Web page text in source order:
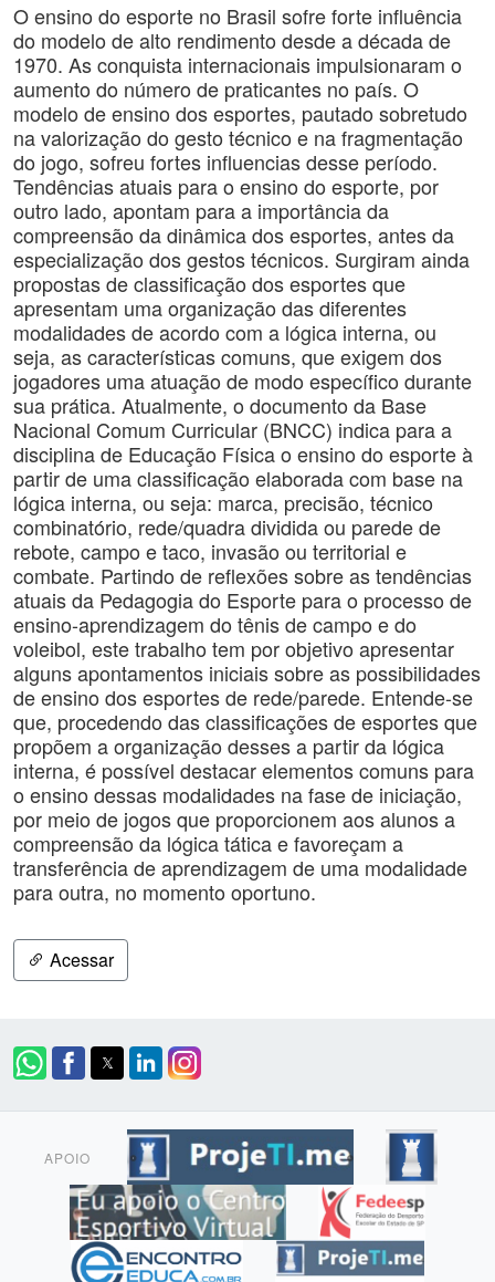
O ensino do esporte no Brasil sofre forte influência
do modelo de alto rendimento desde a década de
1970. As conquista internacionais impulsionaram o
aumento do número de praticantes no país. O
modelo de ensino dos esportes, pautado sobretudo
na valorização do gesto técnico e na fragmentação
do jogo, sofreu fortes influencias desse período.
Tendências atuais para o ensino do esporte, por
outro lado, apontam para a importância da
compreensão da dinâmica dos esportes, antes da
especialização dos gestos técnicos. Surgiram ainda
propostas de classificação dos esportes que
apresentam uma organização das diferentes
modalidades de acordo com a lógica interna, ou
seja, as características comuns, que exigem dos
jogadores uma atuação de modo específico durante
sua prática. Atualmente, o documento da Base
Nacional Comum Curricular (BNCC) indica para a
disciplina de Educação Física o ensino do esporte à
partir de uma classificação elaborada com base na
lógica interna, ou seja: marca, precisão, técnico
combinatório, rede/quadra dividida ou parede de
rebote, campo e taco, invasão ou territorial e
combate. Partindo de reflexões sobre as tendências
atuais da Pedagogia do Esporte para o processo de
ensino-aprendizagem do tênis de campo e do
voleibol, este trabalho tem por objetivo apresentar
alguns apontamentos iniciais sobre as possibilidades
de ensino dos esportes de rede/parede. Entende-se
que, procedendo das classificações de esportes que
propõem a organização desses a partir da lógica
interna, é possível destacar elementos comuns para
o ensino dessas modalidades na fase de iniciação,
por meio de jogos que proporcionem aos alunos a
compreensão da lógica tática e favoreçam a
transferência de aprendizagem de uma modalidade
para outra, no momento oportuno.
Acessar
APOIO